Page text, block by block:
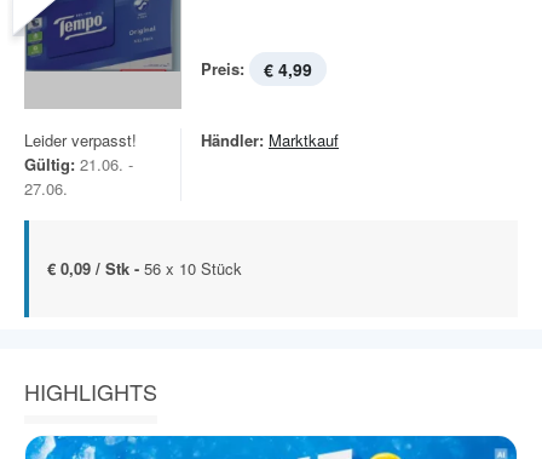
Preis: € 4,99
Leider verpasst!
Gültig: 21.06. -
27.06.
Händler: Marktkauf
€ 0,09 / Stk - 56 x 10 Stück
HIGHLIGHTS